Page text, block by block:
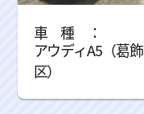
アウディA5（葛飾
区）